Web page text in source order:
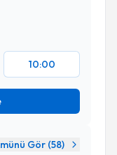
10:00
Gör (58)